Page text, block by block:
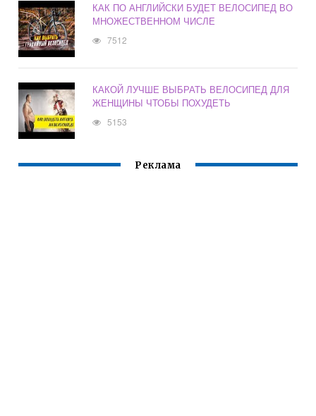
КАК ПО АНГЛИЙСКИ БУДЕТ ВЕЛОСИПЕД ВО
МНОЖЕСТВЕННОМ ЧИСЛЕ
7512
КАКОЙ ЛУЧШЕ ВЫБРАТЬ ВЕЛОСИПЕД ДЛЯ
ЖЕНЩИНЫ ЧТОБЫ ПОХУДЕТЬ
5153
Реклама